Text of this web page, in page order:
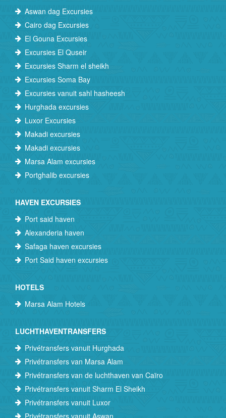
Aswan dag Excursies
Cairo dag Excursies
El Gouna Excursies
Excursies El Quseir
Excursies Sharm el sheikh
Excursies Soma Bay
Excursies vanuit sahl hasheesh
Hurghada excursies
Luxor Excursies
Makadi excursies
Makadi excursies
Marsa Alam excursies
Portghalib excursies
HAVEN EXCURSIES
Port said haven
Alexanderia haven
Safaga haven excursies
Port Said haven excursies
HOTELS
Marsa Alam Hotels
LUCHTHAVENTRANSFERS
Privétransfers vanuit Hurghada
Privétransfers van Marsa Alam
Privétransfers van de luchthaven van Caïro
Privétransfers vanuit Sharm El Sheikh
Privétransfers vanuit Luxor
Privétransfers vanuit Aswan